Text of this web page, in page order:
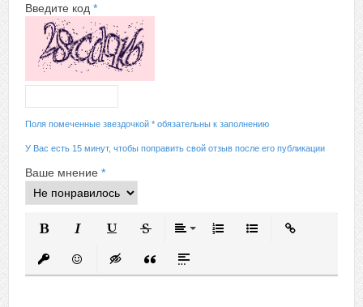
Введите код *
Поля помеченные звездочкой * обязательны к заполнению
У Вас есть 15 минут, чтобы поправить свой отзыв после его публикации
Ваше мнение *
Маркированный
Вставить
Вставить защищенную ссылку
Вставить смайлик
Вставка скрытого текста
Вставка цитаты
Вставка спойлера